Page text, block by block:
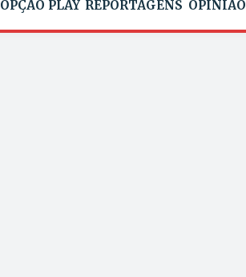
OPÇÃO PLAY REPORTAGENS OPINIÃO